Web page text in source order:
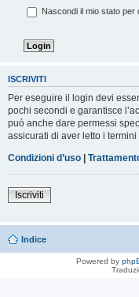
Nascondi il mio stato per
ISCRIVITI
Per eseguire il login devi
pochi secondi e garantisce
può anche dare permessi
assicurati di aver letto i termini
Condizioni d’uso |
Iscriviti
Indice
Powered by